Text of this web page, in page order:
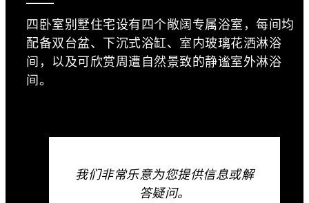
四卧室别墅住宅设有四个敞阔专属浴室，每间均
配备双台盆、下沉式浴缸、室内玻璃花洒淋浴
间，以及可欣赏周遭自然景致的静谧室外淋浴
间。
我们非常乐意为您提供信息或解
答疑问。